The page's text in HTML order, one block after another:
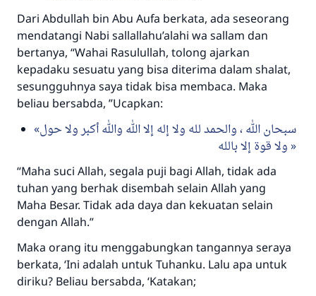
Dari Abdullah bin Abu Aufa berkata, ada seseorang
mendatangi Nabi sallallahu’alahi wa sallam dan
bertanya, “Wahai Rasulullah, tolong ajarkan
kepadaku sesuatu yang bisa diterima dalam shalat,
sesungguhnya saya tidak bisa membaca. Maka
beliau bersabda, ”Ucapkan:
سبحان الله ، والحمد لله ولا إله إلا الله والله أكبر ولا حول
ولا قوة إلا بالله
“Maha suci Allah, segala puji bagi Allah, tidak ada
tuhan yang berhak disembah selain Allah yang
Maha Besar. Tidak ada daya dan kekuatan selain
dengan Allah.”
Maka orang itu menggabungkan tangannya seraya
berkata, ‘Ini adalah untuk Tuhanku. Lalu apa untuk
diriku? Beliau bersabda, ‘Katakan;